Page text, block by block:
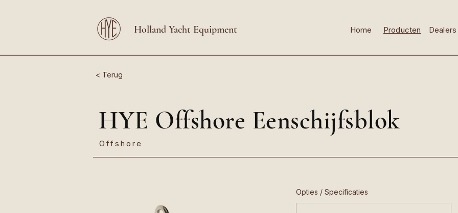
Holland Yacht Equipment Home Producten Dealers
< Terug
HYE Offshore Eenschijfsblok
Offshore
Opties / Specificaties